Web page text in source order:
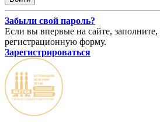
Забыли свой пароль?
Если вы впервые на сайте,
регистрационную форму.
Зарегистрироваться